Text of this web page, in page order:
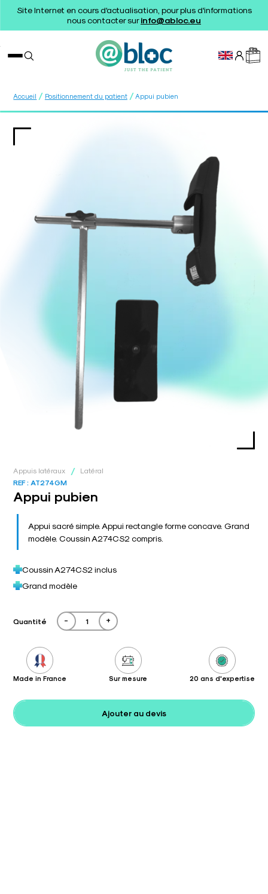
Site Internet en cours d'actualisation, pour plus d'informations
nous contacter surinfo@abloc.eu
Accueil / Positionnement du patient / Appui pubien
Appuis latéraux /
Latéral
REF : AT274GM
Appui pubien
Appui sacré simple. Appui rectangle forme concave. Grand
modèle. Coussin A274CS2 compris.
Coussin A274CS2 inclus
Grand modèle
Quantité - +
Made in France Sur mesure 20 ans d'expertise
Ajouter au devis